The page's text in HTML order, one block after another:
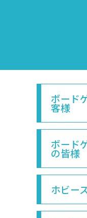
ボード
客様
ボード
の皆様
ホビー